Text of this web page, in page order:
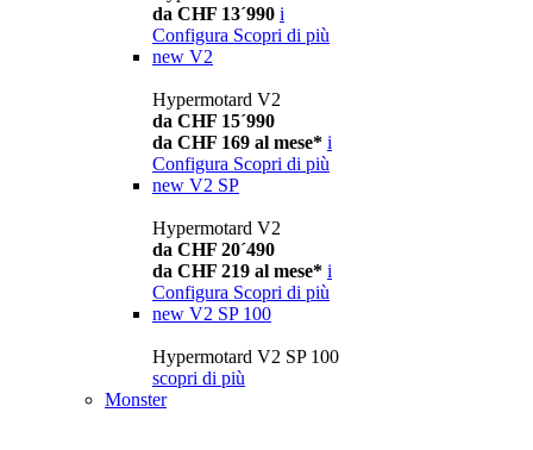
da CHF 13´990 i
Configura Scopri di più
new V2
Hypermotard V2
da CHF 15´990
da CHF 169 al mese* i
Configura Scopri di più
new V2 SP
Hypermotard V2
da CHF 20´490
da CHF 219 al mese* i
Configura Scopri di più
new V2 SP 100
Hypermotard V2 SP 100
scopri di più
Monster